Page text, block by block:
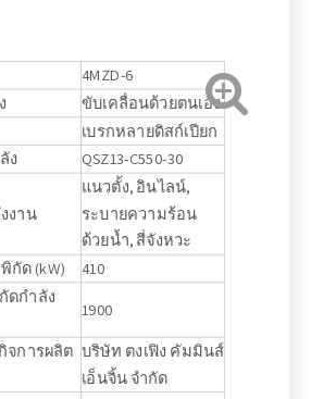
4MZD-6
ขับเคลื่อนด้วยตนเอง
เบรกหลายดิสก์เปียก
ง
QSZ13-C550-30
งาน
แนวตั้ง, อินไลน์,
ระบายความร้อน
ด้วยน้ำ, สี่จังหวะ
กัด (kW)
410
ดกำลัง
1900
จการผลิต บริษัท ตงเฟิง คัมมินส์
เอ็นจิ้น จำกัด